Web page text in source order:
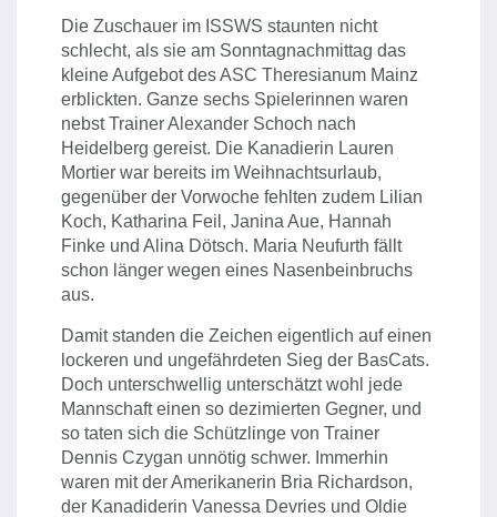
Die Zuschauer im ISSWS staunten nicht
schlecht, als sie am Sonntagnachmittag das
kleine Aufgebot des ASC Theresianum Mainz
erblickten. Ganze sechs Spielerinnen waren
nebst Trainer Alexander Schoch nach
Heidelberg gereist. Die Kanadierin Lauren
Mortier war bereits im Weihnachtsurlaub,
gegenüber der Vorwoche fehlten zudem Lilian
Koch, Katharina Feil, Janina Aue, Hannah
Finke und Alina Dötsch. Maria Neufurth fällt
schon länger wegen eines Nasenbeinbruchs
aus.
Damit standen die Zeichen eigentlich auf einen
lockeren und ungefährdeten Sieg der BasCats.
Doch unterschwellig unterschätzt wohl jede
Mannschaft einen so dezimierten Gegner, und
so taten sich die Schützlinge von Trainer
Dennis Czygan unnötig schwer. Immerhin
waren mit der Amerikanerin Bria Richardson,
der Kanadiderin Vanessa Devries und Oldie